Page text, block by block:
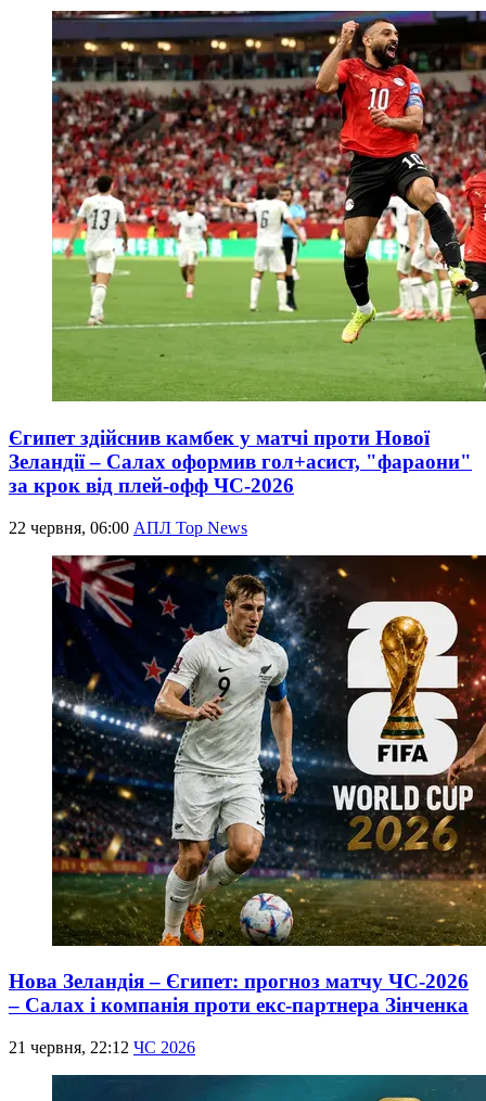
Єгипет здійснив камбек у матчі проти Нової
Зеландії – Салах оформив гол+асист, "фараони"
за крок від плей-офф ЧС-2026
22 червня, 06:00 АПЛ Top News
Нова Зеландія – Єгипет: прогноз матчу ЧС-2026
– Салах і компанія проти екс-партнера Зінченка
21 червня, 22:12 ЧС 2026